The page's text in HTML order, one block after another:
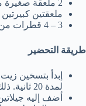
2 ملعقة صغيرة من جيلاتين التوت.
ملعقتين
3 – 4 قطرات من زيت الليمون العطري.
طريقة التحضير
إبدأ بتسخين
لمدة 20 ثانية. ذلك لأنه يكون في حالة صلبة.
أضف إليه